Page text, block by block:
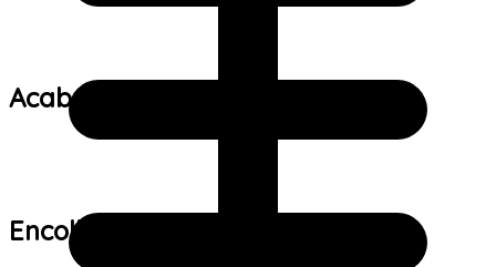
Acabamento:
Encolhimento: